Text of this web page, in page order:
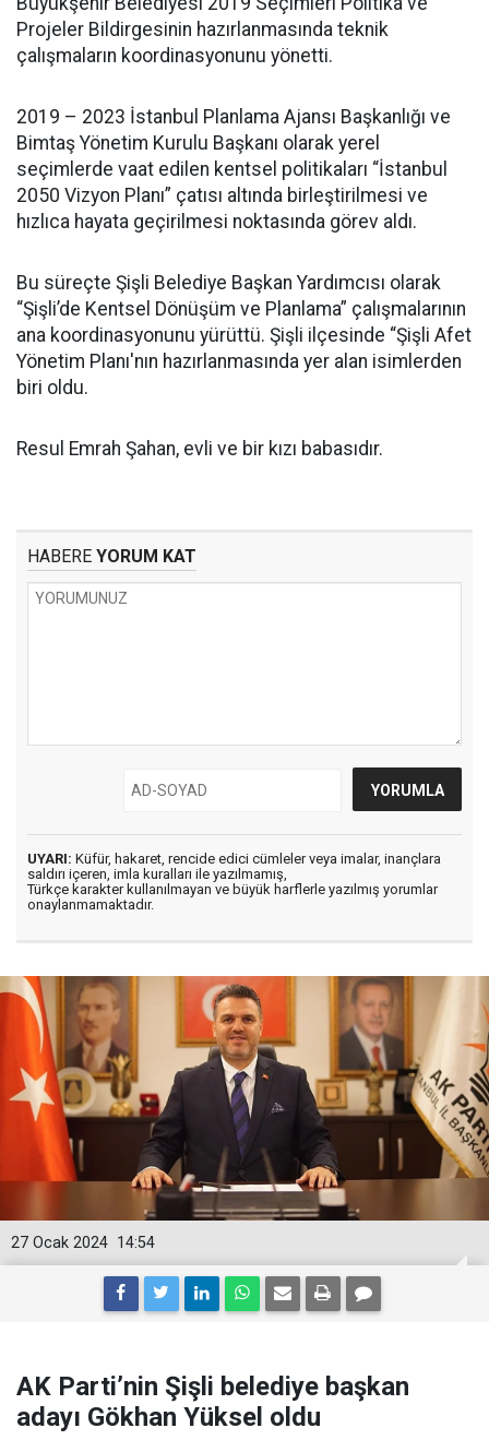
Projeler Bildirgesinin hazırlanmasında teknik
çalışmaların koordinasyonunu yönetti.
2019 – 2023 İstanbul Planlama Ajansı Başkanlığı ve
Bimtaş Yönetim Kurulu Başkanı olarak yerel
seçimlerde vaat edilen kentsel politikaları “İstanbul
2050 Vizyon Planı” çatısı altında birleştirilmesi ve
hızlıca hayata geçirilmesi noktasında görev aldı.
Bu süreçte Şişli Belediye Başkan Yardımcısı olarak
“Şişli’de Kentsel Dönüşüm ve Planlama” çalışmalarının
ana koordinasyonunu yürüttü. Şişli ilçesinde “Şişli Afet
Yönetim Planı'nın hazırlanmasında yer alan isimlerden
biri oldu.
Resul Emrah Şahan, evli ve bir kızı babasıdır.
HABERE YORUM KAT
UYARI: Küfür, hakaret, rencide edici cümleler veya imalar, inançlara
saldırı içeren, imla kuralları ile yazılmamış,
Türkçe karakter kullanılmayan ve büyük harflerle yazılmış yorumlar
onaylanmamaktadır.
14:54
27 Ocak 2024
AK Parti’nin Şişli belediye başkan
adayı Gökhan Yüksel oldu